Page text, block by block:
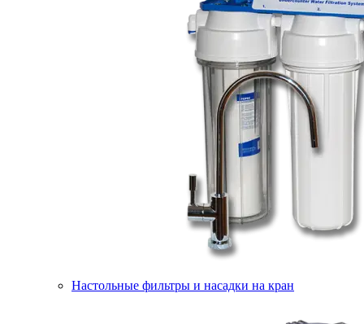
Настольные фильтры и насадки на кран